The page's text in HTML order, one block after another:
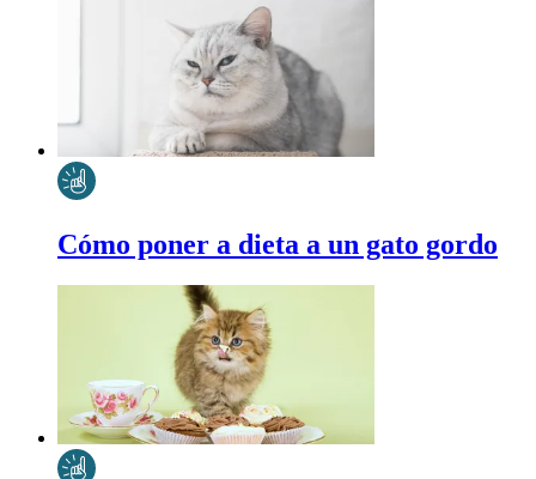
Cómo poner a dieta a un gato gordo